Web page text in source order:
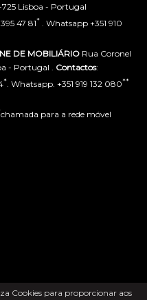
Cookies para proporcionar aos
Lisboa - Portugal
395 47 81* . Whatsapp +351 910
DE MOBILIÁRIO Rua Coronel
- Portugal . Contactos:
* . Whatsapp. +351 919 132 080**
chamada para a rede móvel